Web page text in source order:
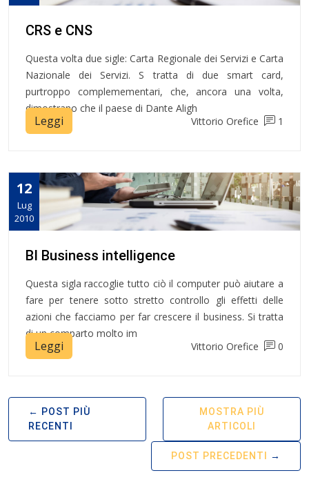
CRS e CNS
Questa volta due sigle: Carta Regionale dei Servizi e Carta
Nazionale dei Servizi. S tratta di due smart card,
purtroppo complemementari, che, ancora una volta,
dimostrano che il paese di Dante Aligh
Leggi Vittorio Orefice 1
12
Lug
2010
BI Business intelligence
Questa sigla raccoglie tutto ciò il computer può aiutare a
fare per tenere sotto stretto controllo gli effetti delle
azioni che facciamo per far crescere il business. Si tratta
di un comparto molto im
Leggi Vittorio Orefice 0
POST PIÙ
RECENTI
MOSTRA PIÙ
ARTICOLI
POST PRECEDENTI